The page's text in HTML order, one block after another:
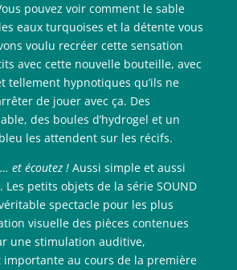
pouvez voir comment le sable
eaux turquoises et la détente vous
voulu recréer cette sensation
avec cette nouvelle bouteille, avec
tellement hypnotiques qu’ils ne
de jouer avec ça. Des
des boules d’hydrogel et un
les attendent sur les récifs.
et écoutez ! Aussi simple et aussi
Les petits objets de la série SOUND
spectacle pour les plus
visuelle des pièces contenues
une stimulation auditive,
au cours de la première